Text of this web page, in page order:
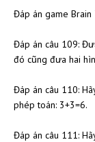
Đáp án game Brain
Đáp án câu 109:
đó cũng đưa hai
Đáp án câu 110:
phép toán: 3+3=6.
Đáp án câu 111: